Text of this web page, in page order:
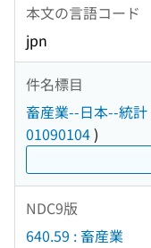
本文の言語コード
jpn
件名標目
畜産業--日本--統計
01090104)
NDC9版
640.59 : 畜産業